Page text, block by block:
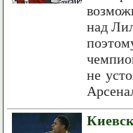
над
не